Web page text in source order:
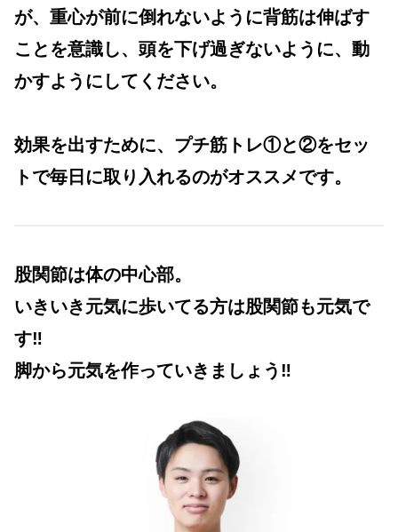
が、重心が前に倒れないように背筋は伸ばす
ことを意識し、頭を下げ過ぎないように、動
かすようにしてください。
効果を出すために、プチ筋トレ①と②をセッ
トで毎日に取り入れるのがオススメです。
股関節は体の中心部。
いきいき元気に歩いてる方は股関節も元気で
す‼︎
脚から元気を作っていきましょう‼︎